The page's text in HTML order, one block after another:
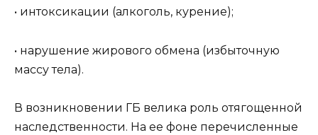
• интоксикации (алкоголь, курение);
• нарушение жирового обмена (избыточную
массу тела).
В возникновении ГБ велика роль отягощенной
наследственности. На ее фоне перечисленные